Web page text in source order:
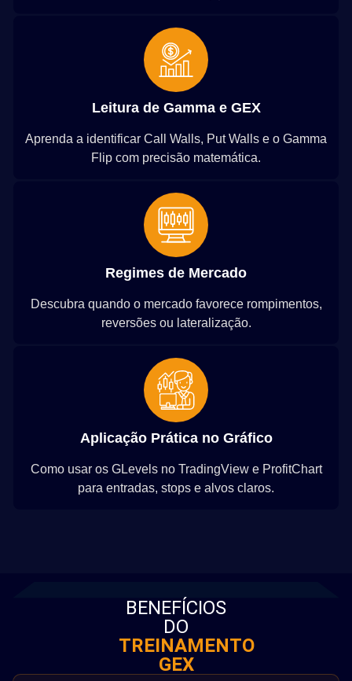
Leitura de Gamma e GEX
Aprenda a identificar Call Walls, Put Walls e o Gamma
Flip com precisão matemática.
Regimes de Mercado
Descubra quando o mercado favorece rompimentos,
reversões ou lateralização.
Aplicação Prática no Gráfico
Como usar os GLevels no TradingView e ProfitChart
para entradas, stops e alvos claros.
BENEFÍCIOS
DO
TREINAMENTO
GEX